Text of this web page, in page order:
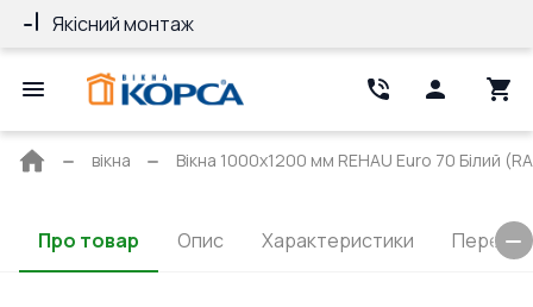
Якісний монтаж
Головна
вікна Вікна 1000x1200 мм REHAU Euro 70 Білий
Про товар Опис Характеристики